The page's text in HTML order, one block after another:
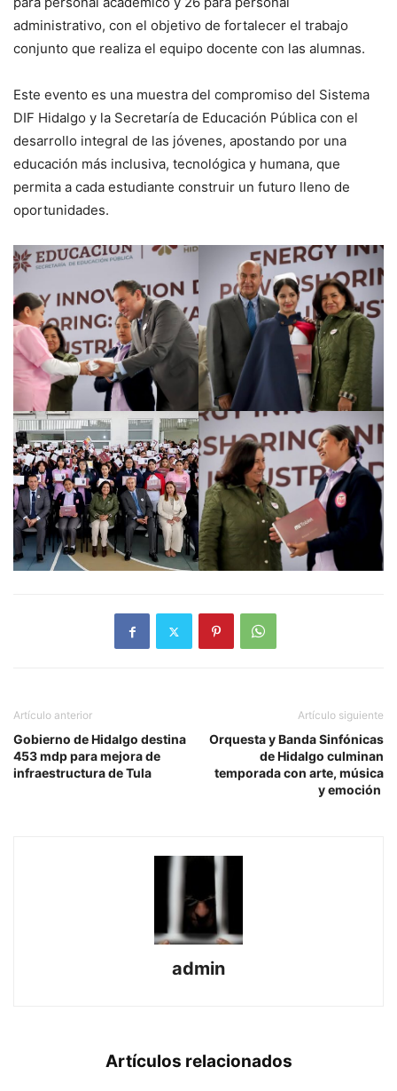
administrativo, con el objetivo de fortalecer el trabajo
conjunto que realiza el equipo docente con las alumnas.
Este evento es una muestra del compromiso del Sistema
DIF Hidalgo y la Secretaría de Educación Pública con el
desarrollo integral de las jóvenes, apostando por una
educación más inclusiva, tecnológica y humana, que
permita a cada estudiante construir un futuro lleno de
oportunidades.
Artículo anterior
Gobierno de Hidalgo destina
453 mdp para mejora de
infraestructura de Tula
Artículo siguiente
Orquesta y Banda Sinfónicas
de Hidalgo culminan
temporada con arte, música
y emoción
admin
Artículos relacionados